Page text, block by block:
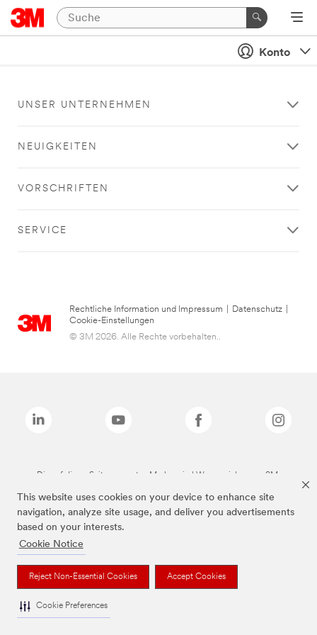
This website uses cookies on your device to enhance site
navigation, analyze site usage, and deliver you advertisements
based on your interests.
Cookie Notice
Reject Non-Essential Cookies Accept Cookies
Cookie Preferences
Konto
UNSER UNTERNEHMEN
NEUIGKEITEN
VORSCHRIFTEN
SERVICE
Rechtliche Information und Impressum Datenschutz
Cookie-Einstellungen
© 3M 2026. Alle Rechte vorbehalten..
Die auf dieser Seite genannten Marken sind Warenzeichen von 3M.